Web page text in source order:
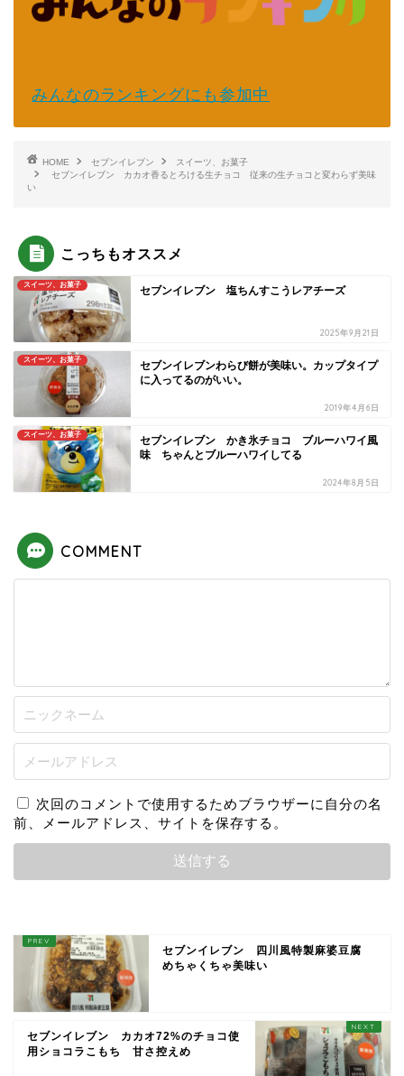
みんなのランキングにも参加中
HOME セブンイレブン
スイーツ、お菓子
セブンイレブン カカオ香るとろける生チョコ 従来の生チョコと変わらず美味
い
こっちもオススメ
スイーツ、お菓子 セブンイレブン 塩ちんすこうレアチーズ
2025年9月21日
スイーツ、お菓子
セブンイレブンわらび餅が美味い。カップタイプ
に入ってるのがいい。
2019年4月6日
スイーツ、お菓子
セブンイレブン かき氷チョコ ブルーハワイ風
味 ちゃんとブルーハワイしてる
2024年8月5日
COMMENT
次回のコメントで使用するためブラウザーに自分の名
前、メールアドレス、サイトを保存する。
セブンイレブン 四川風特製麻婆豆腐
めちゃくちゃ美味い
セブンイレブン カカオ72%のチョコ使
用ショコラこもち 甘さ控えめ